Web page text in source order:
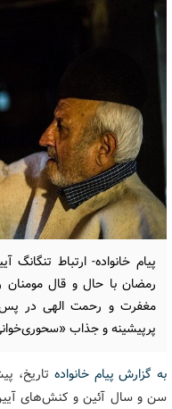
پیام خانواده- ارتباط
رمضان با حال و قال مومنان
مغفرت و رحمت الهی در پس
پرپیشینه و جذاب
به گزارش پیام خانواده تاریخ،
سن و سال آئین و کنش‌های